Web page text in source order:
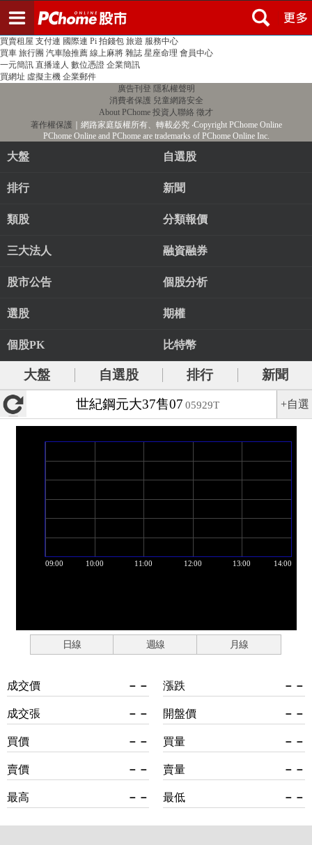
PChome首頁 線上購物 24h購物 書店
買賣租屋 支付連 國際連 Pi 拍錢包 旅遊 服務中心
買車 旅行團 汽車險推薦 線上麻將 雜誌 星座命理 會員中心
一元簡訊 直播達人 數位憑證 企業簡訊
買網址 虛擬主機 企業郵件
廣告刊登 隱私權聲明
消費者保護 兒童網路安全
About PChome 投資人聯絡 徵才
著作權保護 ｜網路家庭版權所有、轉載必究‧Copyright PChome Online
PChome Online and PChome are trademarks of PChome Online Inc.
大盤 自選股
排行 新聞
類股 分類報價
三大法人 融資融券
股市公告 個股分析
選股 期權
個股PK 比特幣
大盤 自選股 排行
新聞
世紀鋼元大37售07 05929T +自選
日線 週線 月線
成交價 －－
成交張 －－
買價 －－
賣價 －－
最高 －－
漲跌 －－
開盤價 －－
買量 －－
賣量 －－
最低 －－